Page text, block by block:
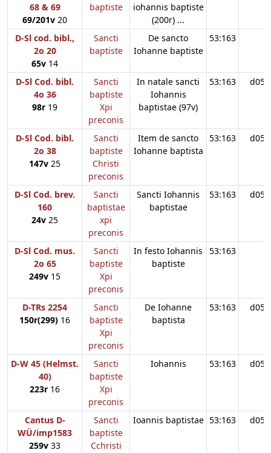
68 & 69
69/201v 20
baptiste
iohannis baptiste
(200r) ...
D-Sl cod. bibl.,
2o 20
65v 14
Sancti
baptiste
De sancto
Iohanne baptiste
53:163
D-Sl Cod. bibl.
4o 36
98r 19
Sancti
baptiste
Xpi
preconis
In natale sancti
Iohannis
baptistae (97v)
53:163 d05
D-Sl Cod. bibl.
2o 38
147v 25
Sancti
baptiste
Christi
preconis
Item de sancto
Iohanne baptista
53:163 d05
D-Sl Cod. brev.
160
24v 25
Sancti
baptistae
xpi
preconis
Sancti Iohannis
baptistae
53:163 d05
D-Sl Cod. mus.
2o 65
249v 15
Sancti
baptiste
Xpi
preconis
In festo Iohannis
baptiste
53:163
D-TRs 2254
150r(299) 16
Sancti
baptiste
Xpi
preconis
De Iohanne
baptista
53:163 d05
D-W 45 (Helmst.
40)
223r 16
Sancti
baptiste
Xpi
preconis
Iohannis 53:163 d05
Cantus D-
WÜ/imp1583
259v 33
Sancti
baptiste
Cchristi
Ioannis baptistae 53:163 d05